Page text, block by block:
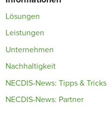
Lösungen
Leistungen
Unternehmen
Nachhaltigkeit
NECDIS-News: Tipps & Tricks
NECDIS-News: Partner